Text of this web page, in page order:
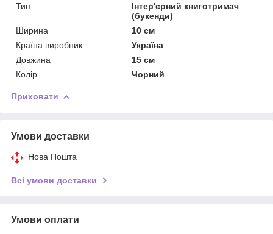
Тип
Інтер'єрний книготримач
(букенди)
Ширина
10 см
Країна виробник
Україна
Довжина
15 см
Колір
Чорний
Приховати
Умови доставки
Нова Пошта
Всі умови доставки
Умови оплати